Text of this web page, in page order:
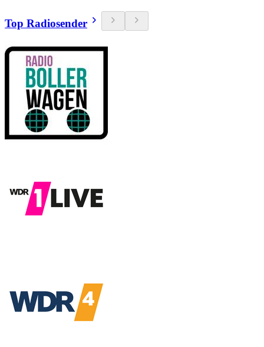
Top Radiosender